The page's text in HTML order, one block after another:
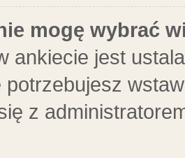
mogę wybrać
ankiecie jest
z